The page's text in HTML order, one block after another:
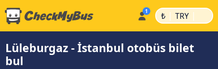
₺ | TRY |
Lüleburgaz - İstanbul otobüs bilet
bul